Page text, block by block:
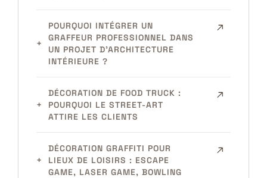
POURQUOI INTÉGRER UN
GRAFFEUR PROFESSIONNEL DANS
UN PROJET D’ARCHITECTURE
INTÉRIEURE ?
DÉCORATION DE FOOD TRUCK :
POURQUOI LE STREET-ART
ATTIRE LES CLIENTS
DÉCORATION GRAFFITI POUR
LIEUX DE LOISIRS : ESCAPE
GAME, LASER GAME, BOWLING